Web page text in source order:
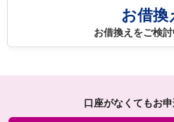
お借換
お借換えをご検
口座がなくてもお